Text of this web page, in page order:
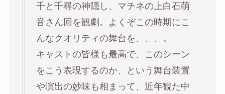
千と千尋の神隠し、マチネの上白石萌
音さん回を観劇。よくぞこの時期にこ
んなクオリティの舞台を、、、。
キャストの皆様も最高で、このシーン
をこう表現するのか、という舞台装置
や演出の妙味も相まって、近年観た中